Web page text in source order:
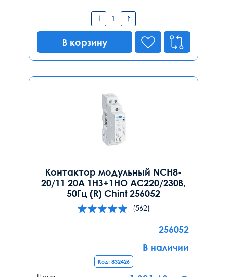
В корзину
Контактор модульный NCH8-
20/11 20А 1НЗ+1НО AC220/230В,
50Гц (R) Chint 256052
(562)
256052
В наличии
Код: 832426